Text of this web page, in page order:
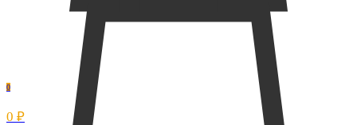
0
0 ₽